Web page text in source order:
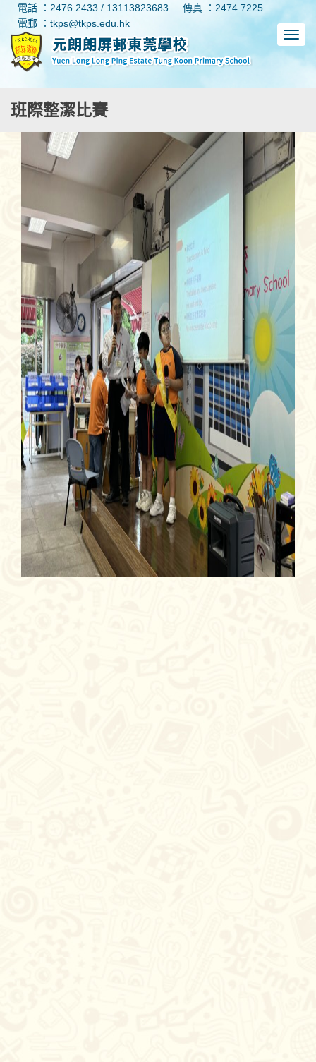
電話 ：2476 2433 / 13113823683
傳真 ：2474 7225
電郵 ：tkps@tkps.edu.hk
班際整潔比賽